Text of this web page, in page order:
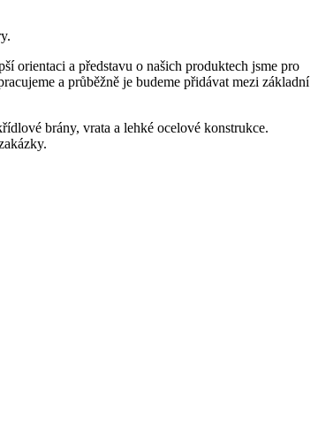
orientaci a představu o našich produktech jsme pro
a průběžně je budeme přidávat mezi základní
brány, vrata a lehké ocelové konstrukce.